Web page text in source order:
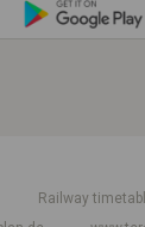
Railway